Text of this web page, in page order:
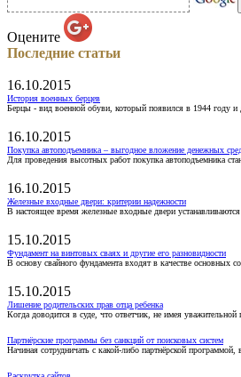
Оцените
Последние статьи
16.10.2015
История военных берцев
Берцы - вид военной обуви, который появился в 1944 году и
16.10.2015
Покупка автоподъемника – выгодное вложение денежных
Для проведения высотных работ покупка автоподъемника
16.10.2015
Железные входные двери: критерии надежности
В настоящее время железные входные двери
15.10.2015
Фундамент на винтовых сваях и другие его разновидности
В основу свайного фундамента входят в качестве основных
15.10.2015
Лишение родительских прав отца ребенка
Когда доводится в суде, что ответчик, не имея
Партнёрские программы без санкций от поисковых систем
Начиная сотрудничать с какой-либо партнёрской